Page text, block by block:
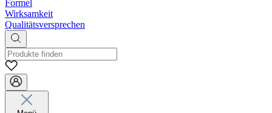
Formel
Wirksamkeit
Qualitätsversprechen